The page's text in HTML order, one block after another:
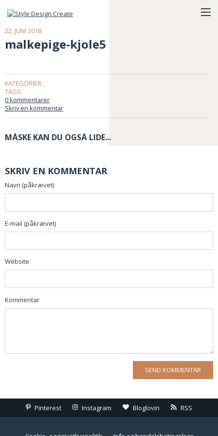
22. JUNI 2018
malkepige-kjole5
KATEGORIER:
TAGS:
0 kommentarer
Skriv en kommentar
MÅSKE KAN DU OGSÅ LIDE...
SKRIV EN KOMMENTAR
Navn (påkrævet)
E-mail (påkrævet)
Website
Kommentar
Pinterest Instagram Bloglovin RSS